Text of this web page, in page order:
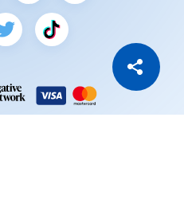
Copiază Link